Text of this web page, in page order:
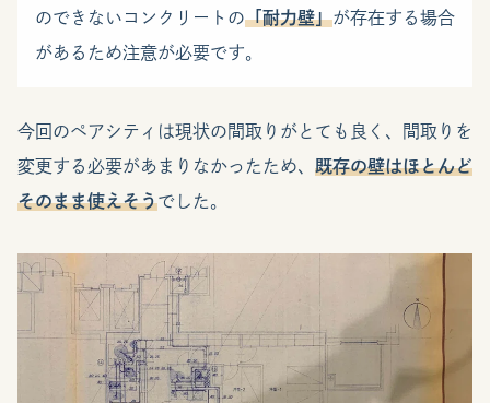
のできないコンクリートの「耐力壁」が存在する場合
があるため注意が必要です。
今回のペアシティは現状の間取りがとても良く、間取りを
変更する必要があまりなかったため、 既存の壁はほとんど
そのまま使えそうでした。